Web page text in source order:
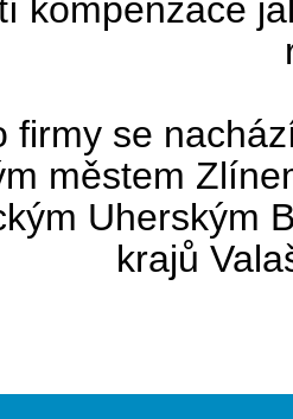
kompenzace
se
městem
Uherským
krajů